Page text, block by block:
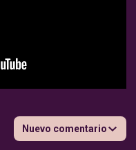
Nuevo comentario